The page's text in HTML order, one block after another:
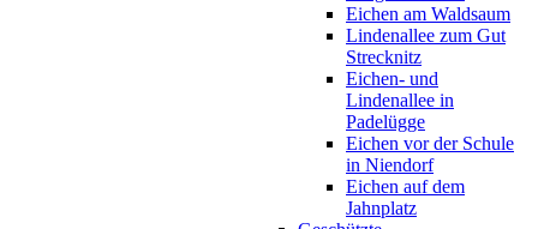
Eichen am Waldsaum
Lindenallee zum Gut
Strecknitz
Eichen- und
Lindenallee in
Padelügge
Eichen vor der Schule
in Niendorf
Eichen auf dem
Jahnplatz